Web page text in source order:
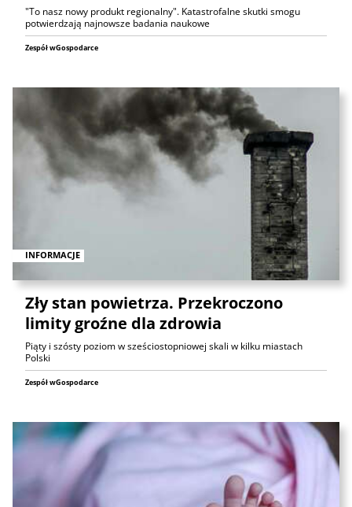
"To nasz nowy produkt regionalny". Katastrofalne skutki smogu
potwierdzają najnowsze badania naukowe
Zespół wGospodarce
INFORMACJE
Zły stan powietrza. Przekroczono
limity groźne dla zdrowia
Piąty i szósty poziom w sześciostopniowej skali w kilku miastach
Polski
Zespół wGospodarce